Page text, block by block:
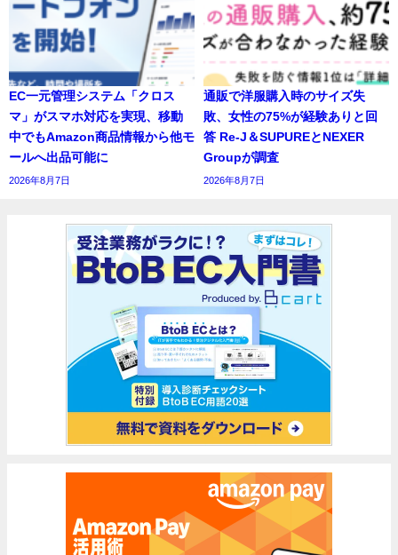
EC一元管理システム「クロス
マ」がスマホ対応を実現、移動
中でもAmazon商品情報から他モ
ールへ出品可能に
2026年8月7日
通販で洋服購入時のサイズ失
敗、女性の75%が経験ありと回
答 Re-J＆SUPUREとNEXER
Groupが調査
2026年8月7日